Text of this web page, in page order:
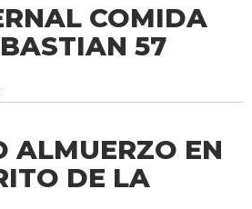
COMIDA
57
ALMUERZO EN
DE LA